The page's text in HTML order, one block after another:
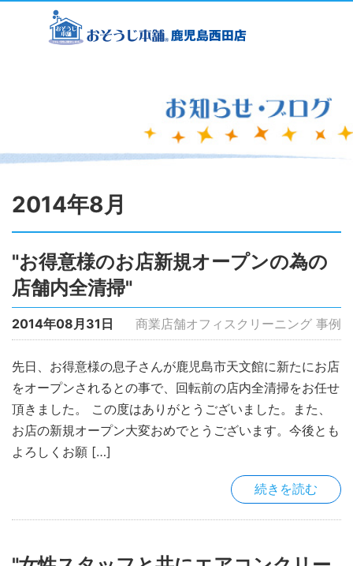
2014年8月
"お得意様のお店新規オープンの為の
店舗内全清掃"
2014年08月31日 商業店舗オフィスクリーニング 事例
先日、お得意様の息子さんが鹿児島市天文館に新たにお店
をオープンされるとの事で、回転前の店内全清掃をお任せ
頂きました。 この度はありがとうございました。また、
お店の新規オープン大変おめでとうございます。今後とも
よろしくお願 […]
続きを読む